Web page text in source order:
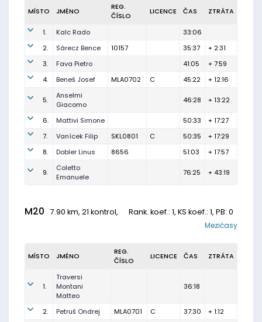
MÍSTO JMÉNO
REG.
ČÍSLO
LICENCE ČAS ZTRÁTA
1. Kalc Rado
33:06
2.
Sárecz Bence 10157 35:37
+ 2:31
3.
Fava Pietro 41:05
+ 7:59
4.
Beneš Josef MLA0702 C 45:22 + 12:16
5.
Anselmi
Giacomo
46:28 + 13:22
6. Mattivi Simone 50:33
+ 17:27
7.
Vanícek Filip SKL0801 C 50:35
+ 17:29
8.
Dobler Linus 8656 51:03 + 17:57
9.
Coletto
Emanuele
76:25 + 43:19
M20 7.90 km, 21 kontrol, Rank. koef.: 1, KS koef.: 1, PB: 0
Mezičasy
MÍSTO JMÉNO
REG.
ČÍSLO
LICENCE ČAS ZTRÁTA
1.
Traversi
Montani
Matteo
36:18
2. Petruš Ondrej MLA0701 C 37:30
+ 1:12